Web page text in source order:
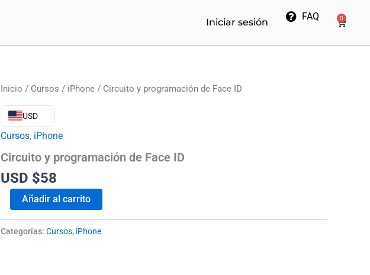
0
Cart
FAQ
Iniciar sesión
Inicio / Cursos / iPhone / Circuito y programación de Face ID
USD
Cursos, iPhone
Circuito y programación de Face ID
USD $58
Circuito
programación
de
Face
cantidad
Añadir al carrito
Categorías: Cursos, iPhone